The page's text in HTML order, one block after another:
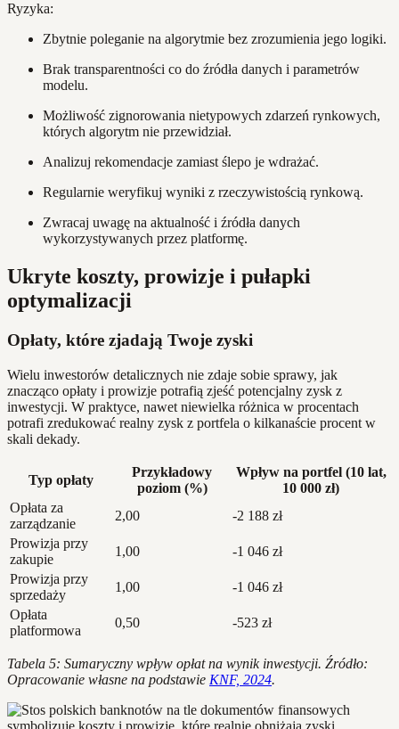
Ryzyka:
Zbytnie poleganie na algorytmie bez zrozumienia jego logiki.
Brak transparentności co do źródła danych i parametrów
modelu.
Możliwość zignorowania nietypowych zdarzeń rynkowych,
których algorytm nie przewidział.
Analizuj rekomendacje zamiast ślepo je wdrażać.
Regularnie weryfikuj wyniki z rzeczywistością rynkową.
Zwracaj uwagę na aktualność i źródła danych
wykorzystywanych przez platformę.
Ukryte koszty, prowizje i pułapki
optymalizacji
Opłaty, które zjadają Twoje zyski
Wielu inwestorów detalicznych nie zdaje sobie sprawy, jak
znacząco opłaty i prowizje potrafią zjeść potencjalny zysk z
inwestycji. W praktyce, nawet niewielka różnica w procentach
potrafi zredukować realny zysk z portfela o kilkanaście procent w
skali dekady.
Typ opłaty
Przykładowy
poziom (%)
Wpływ na portfel (10 lat,
10 000 zł)
Opłata za
zarządzanie
2,00
-2 188 zł
Prowizja przy
zakupie
1,00
-1 046 zł
Prowizja przy
sprzedaży
1,00
-1 046 zł
Opłata
platformowa
0,50 -523 zł
Tabela 5: Sumaryczny wpływ opłat na wynik inwestycji. Źródło:
Opracowanie własne na podstawie KNF, 2024.